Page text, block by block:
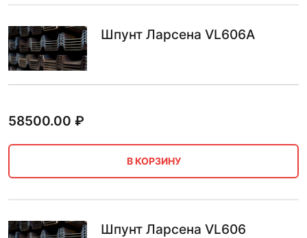
Шпунт Ларсена VL606A
58500.00 ₽
В КОРЗИНУ
Шпунт Ларсена VL606